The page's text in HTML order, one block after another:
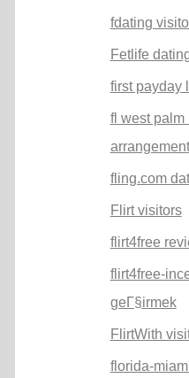
fdating
Fetlife
first payday
fl west palm
arrangement
fling.com
Flirt visitors
flirt4free
flirt4free-
geГ§irmek
FlirtWith
florida-